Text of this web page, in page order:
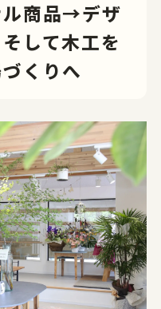
要項商品→デザ
して木工を
くりへ